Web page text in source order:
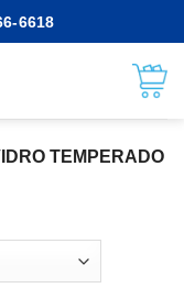
6618
TEMPERADO